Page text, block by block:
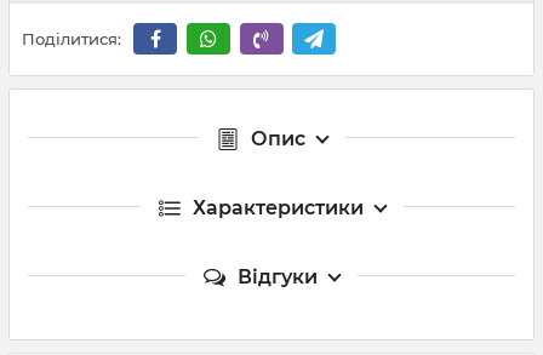
Поділитися:
Опис
Характеристики
Відгуки